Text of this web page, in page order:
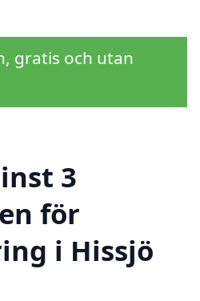
gratis och utan
3
för
i Hissjö